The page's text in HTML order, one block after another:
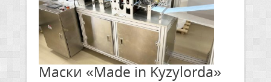
Маски «Made in Kyzylorda»